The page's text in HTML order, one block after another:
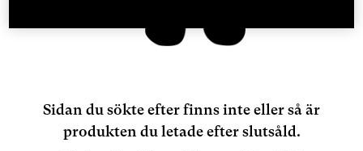
Sidan du sökte efter finns inte eller så är
produkten du letade efter slutsåld.